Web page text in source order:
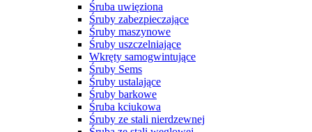
Śruba uwięziona
Śruby zabezpieczające
Śruby maszynowe
Śruby uszczelniające
Wkręty samogwintujące
Śruby Sems
Śruby ustalające
Śruby barkowe
Śruba kciukowa
Śruby ze stali nierdzewnej